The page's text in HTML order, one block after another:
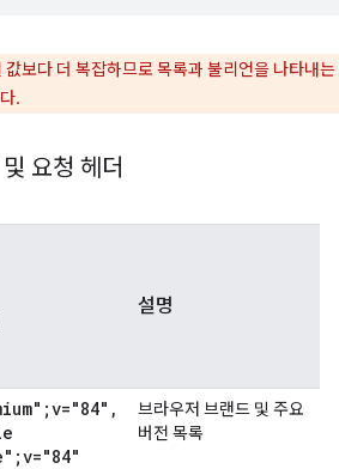
값보다 더 복잡하므로 목록과 불리언을 나타내는
.
요청 헤더
설명
,
브라우저 브랜드 및 주요
버전 목록